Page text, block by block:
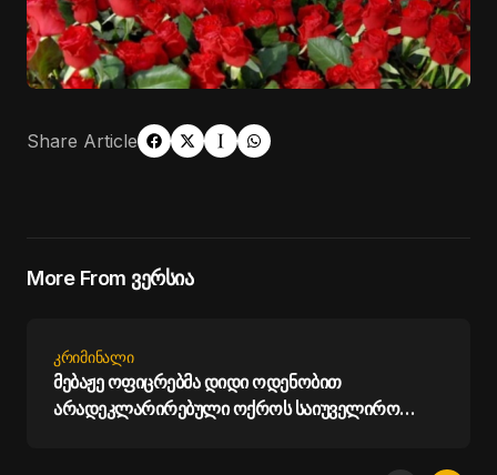
Share Article
More From ვერსია
ᲙᲠᲘᲛᲘᲜᲐᲚᲘ
მებაჟე ოფიცრებმა დიდი ოდენობით
არადეკლარირებული ოქროს საიუველირო